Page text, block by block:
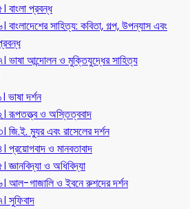
বাংলা প্রবন্ধ
বাংলাদেশের সাহিত্য: কবিতা, গল্প, উপন্যাস এবং
ভাষা আন্দোলন ও মুক্তিযুদ্ধের সাহিত্য
ভাষা দর্শন
রূপতত্ত্ব ও অস্তিত্ববাদ
জি.ই. ম্যুর এবং রাসেলের দর্শন
প্রয়োগবাদ ও মানবতাবাদ
জ্ঞানবিদ্যা ও অধিবিদ্যা
আল-গাজালি ও ইবনে রুশদের দর্শন
সুফিবাদ